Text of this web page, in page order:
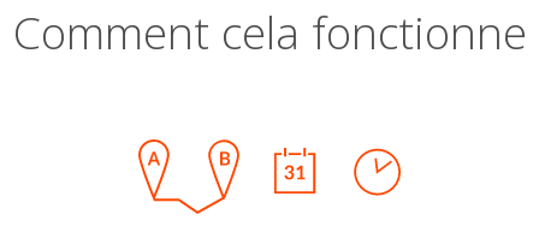
Comment cela fonctionne